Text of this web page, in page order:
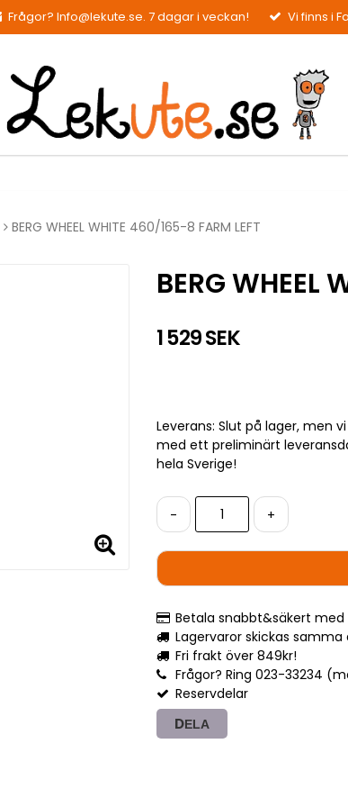
Frågor? Info@lekute.se. 7 dagar i veckan! Vi finns i
BERG WHEEL WHITE 460/165-8 FARM LEFT
BERG WHEEL
1 529 SEK
Leverans:Slut på lager, men
med ett preliminärt
hela Sverige!
- +
Betala snabbt&säkert
Lagervaror skickas
Fri frakt över 849kr!
Frågor? Ring 023-33234
Reservdelar
DELA